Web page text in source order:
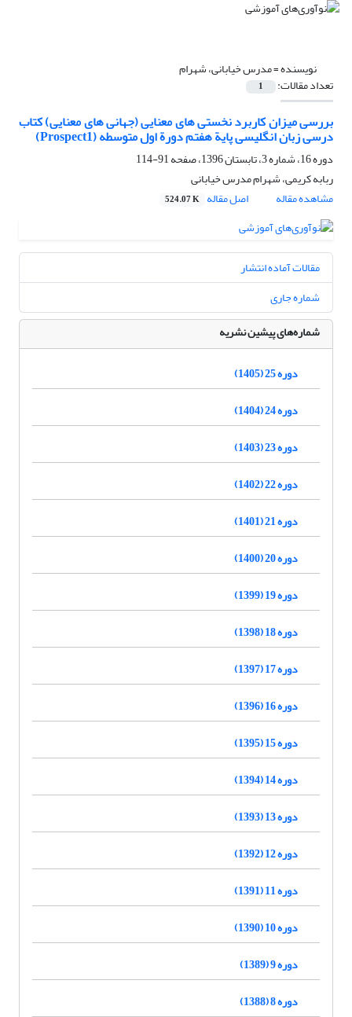
نویسنده =مدرس خیابانی، شهرام
تعداد مقالات: 1
بررسی میزان کاربرد نخستی های معنایی (جهانی های معنایی) کتاب
درسی زبان انگلیسی پایة هفتم دورة اول متوسطه (Prospect1)
دوره 16، شماره 3، تابستان 1396، صفحه
91-114
ربابه کریمی، شهرام مدرس خیابانی
مشاهده مقاله
اصل مقاله 524.07 K
مقالات آماده انتشار
شماره جاری
شماره‌های پیشین نشریه
دوره 25 (1405)
دوره 24 (1404)
دوره 23 (1403)
دوره 22 (1402)
دوره 21 (1401)
دوره 20 (1400)
دوره 19 (1399)
دوره 18 (1398)
دوره 17 (1397)
دوره 16 (1396)
دوره 15 (1395)
دوره 14 (1394)
دوره 13 (1393)
دوره 12 (1392)
دوره 11 (1391)
دوره 10 (1390)
دوره 9 (1389)
دوره 8 (1388)